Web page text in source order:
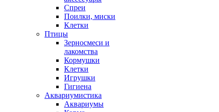
Спреи
Поилки, миски
Клетки
Птицы
Зерносмеси и
лакомства
Кормушки
Клетки
Игрушки
Гигиена
Аквариумистика
Аквариумы